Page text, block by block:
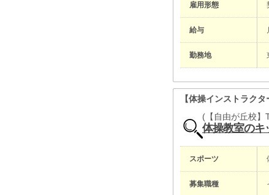
雇用形態
給与
勤務地
【体操インストラク
(【自由が丘校】
体操教室のキ
スポーツ
募集職種